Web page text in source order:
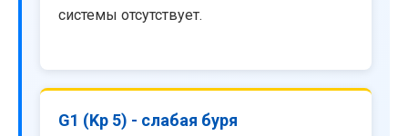
системы отсутствует.
G1 (Kp 5) - слабая буря